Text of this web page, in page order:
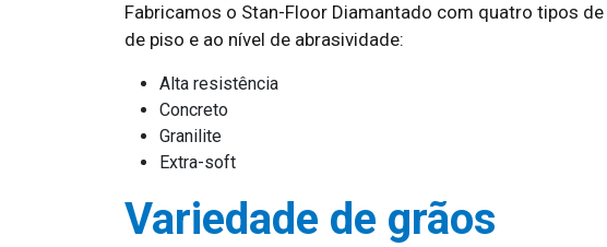
Fabricamos o Stan-Floor Diamantado com quatro tipos de
de piso e ao nível de abrasividade:
Alta resistência
Concreto
Granilite
Extra-soft
Variedade de grãos